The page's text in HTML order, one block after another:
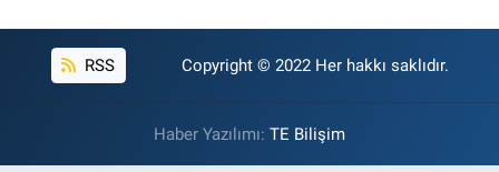
RSS Copyright © 2022 Her hakkı saklıdır.
Haber Yazılımı: TE Bilişim